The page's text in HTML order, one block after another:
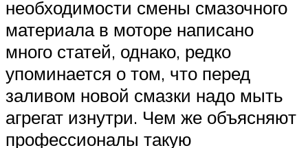
необходимости смены смазочного
материала в моторе написано
много статей, однако, редко
упоминается о том, что перед
заливом новой смазки надо мыть
агрегат изнутри. Чем же объясняют
профессионалы такую